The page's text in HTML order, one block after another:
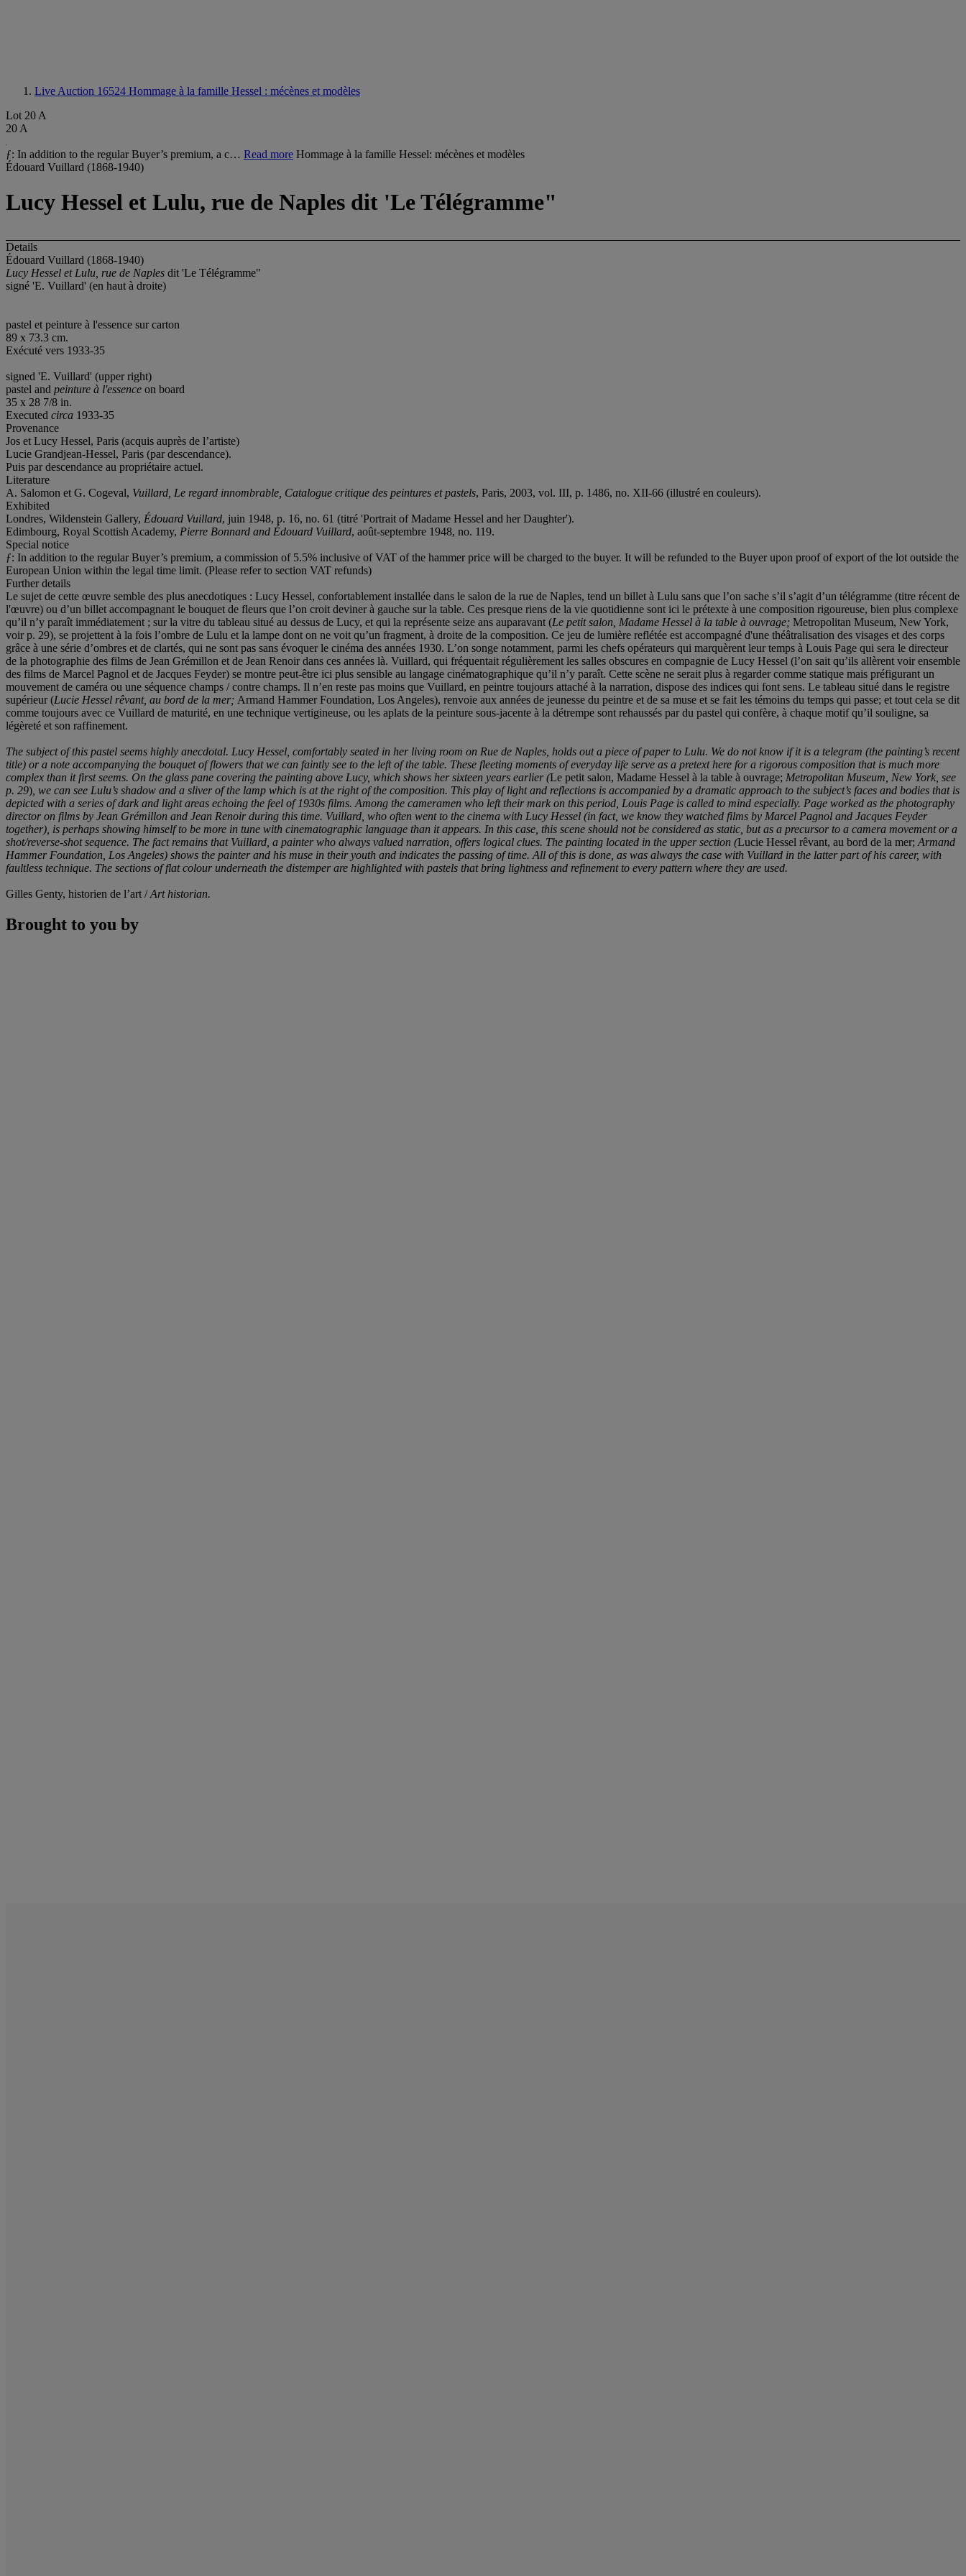
Live Auction 16524 Hommage à la famille Hessel : mécènes et modèles
Lot 20 A
20 A
ƒ: In addition to the regular Buyer’s premium, a c… Read more Hommage à la famille Hessel: mécènes et modèles
Édouard Vuillard (1868-1940)
Lucy Hessel et Lulu, rue de Naples dit 'Le Télégramme"
Details
Édouard Vuillard (1868-1940)
Lucy Hessel et Lulu, rue de Naples dit 'Le Télégramme"
signé 'E. Vuillard' (en haut à droite)
pastel et peinture à l'essence sur carton
89 x 73.3 cm.
Exécuté vers 1933-35
signed 'E. Vuillard' (upper right)
pastel and peinture à l'essence on board
35 x 28 7/8 in.
Executed circa 1933-35
Provenance
Jos et Lucy Hessel, Paris (acquis auprès de l’artiste)
Lucie Grandjean-Hessel, Paris (par descendance).
Puis par descendance au propriétaire actuel.
Literature
A. Salomon et G. Cogeval, Vuillard, Le regard innombrable, Catalogue critique des peintures et pastels, Paris, 2003, vol. III, p. 1486, no. XII-66 (illustré en couleurs).
Exhibited
Londres, Wildenstein Gallery, Édouard Vuillard, juin 1948, p. 16, no. 61 (titré 'Portrait of Madame Hessel and her Daughter').
Edimbourg, Royal Scottish Academy, Pierre Bonnard and Édouard Vuillard, août-septembre 1948, no. 119.
Special notice
ƒ: In addition to the regular Buyer’s premium, a commission of 5.5% inclusive of VAT of the hammer price will be charged to the buyer. It will be refunded to the Buyer upon proof of export of the lot outside the
European Union within the legal time limit. (Please refer to section VAT refunds)
Further details
Le sujet de cette œuvre semble des plus anecdotiques : Lucy Hessel, confortablement installée dans le salon de la rue de Naples, tend un billet à Lulu sans que l’on sache s’il s’agit d’un télégramme (titre récent de
l'œuvre) ou d’un billet accompagnant le bouquet de fleurs que l’on croit deviner à gauche sur la table. Ces presque riens de la vie quotidienne sont ici le prétexte à une composition rigoureuse, bien plus complexe
qu’il n’y paraît immédiatement ; sur la vitre du tableau situé au dessus de Lucy, et qui la représente seize ans auparavant (Le petit salon, Madame Hessel à la table à ouvrage; Metropolitan Museum, New York,
voir p. 29), se projettent à la fois l’ombre de Lulu et la lampe dont on ne voit qu’un fragment, à droite de la composition. Ce jeu de lumière reflétée est accompagné d'une théâtralisation des visages et des corps
grâce à une série d’ombres et de clartés, qui ne sont pas sans évoquer le cinéma des années 1930. L’on songe notamment, parmi les chefs opérateurs qui marquèrent leur temps à Louis Page qui sera le directeur
de la photographie des films de Jean Grémillon et de Jean Renoir dans ces années là. Vuillard, qui fréquentait régulièrement les salles obscures en compagnie de Lucy Hessel (l’on sait qu’ils allèrent voir ensemble
des films de Marcel Pagnol et de Jacques Feyder) se montre peut-être ici plus sensible au langage cinématographique qu’il n’y paraît. Cette scène ne serait plus à regarder comme statique mais préfigurant un
mouvement de caméra ou une séquence champs / contre champs. Il n’en reste pas moins que Vuillard, en peintre toujours attaché à la narration, dispose des indices qui font sens. Le tableau situé dans le registre
supérieur (Lucie Hessel rêvant, au bord de la mer; Armand Hammer Foundation, Los Angeles), renvoie aux années de jeunesse du peintre et de sa muse et se fait les témoins du temps qui passe; et tout cela se dit
comme toujours avec ce Vuillard de maturité, en une technique vertigineuse, ou les aplats de la peinture sous-jacente à la détrempe sont rehaussés par du pastel qui confère, à chaque motif qu’il souligne, sa
légèreté et son raffinement.
The subject of this pastel seems highly anecdotal. Lucy Hessel, comfortably seated in her living room on Rue de Naples, holds out a piece of paper to Lulu. We do not know if it is a telegram (the painting’s recent
title) or a note accompanying the bouquet of flowers that we can faintly see to the left of the table. These fleeting moments of everyday life serve as a pretext here for a rigorous composition that is much more
complex than it first seems. On the glass pane covering the painting above Lucy, which shows her sixteen years earlier (Le petit salon, Madame Hessel à la table à ouvrage; Metropolitan Museum, New York, see
p. 29) , we can see Lulu’s shadow and a sliver of the lamp which is at the right of the composition. This play of light and reflections is accompanied by a dramatic approach to the subject’s faces and bodies that is
depicted with a series of dark and light areas echoing the feel of 1930s films. Among the cameramen who left their mark on this period, Louis Page is called to mind especially. Page worked as the photography
director on films by Jean Grémillon and Jean Renoir during this time. Vuillard, who often went to the cinema with Lucy Hessel (in fact, we know they watched films by Marcel Pagnol and Jacques Feyder
together), is perhaps showing himself to be more in tune with cinematographic language than it appears. In this case, this scene should not be considered as static, but as a precursor to a camera movement or a
shot/reverse-shot sequence. The fact remains that Vuillard, a painter who always valued narration, offers logical clues. The painting located in the upper section (Lucie Hessel rêvant, au bord de la mer; Armand
Hammer Foundation, Los Angeles) shows the painter and his muse in their youth and indicates the passing of time. All of this is done, as was always the case with Vuillard in the latter part of his career, with
faultless technique. The sections of flat colour underneath the distemper are highlighted with pastels that bring lightness and refinement to every pattern where they are used.
Gilles Genty, historien de l’art /Art historian.
Brought to you by